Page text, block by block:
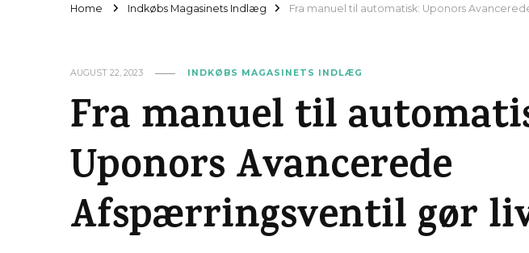
Home Indkøbs Magasinets Indlæg Fra manuel til automatisk: Uponors
AUGUST 22, 2023 INDKØBS MAGASINETS INDLÆG
Fra manuel til
Uponors Avancerede
Afspærringsventil gør